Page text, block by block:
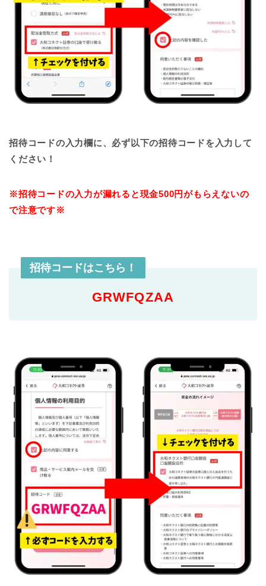
招待コードの入力欄に、必ず以下の招待コードを入力して
ください！
※招待コードの入力が漏れると現金500円がもらえないの
で注意です※
招待コードはこちら！
GRWFQZAA